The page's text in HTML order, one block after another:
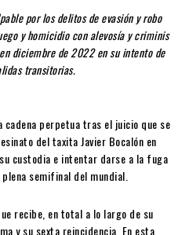
por los delitos de evasión y robo
y homicidio con alevosía y criminis
diciembre de 2022 en su intento de
transitorias.
cadena perpetua tras el juicio que se
del taxita Javier Bocalón en
custodia e intentar darse a la fuga
semifinal del mundial.
recibe, en total a lo largo de su
y su sexta reincidencia. En esta